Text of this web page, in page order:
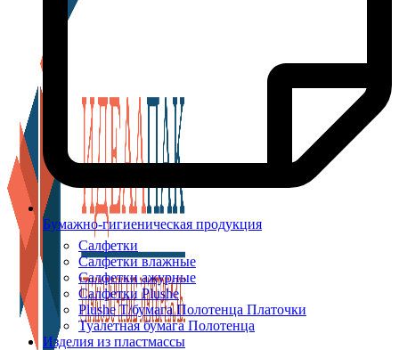
Бумажно-гигиеническая продукция
Салфетки
Салфетки влажные
Салфетки ажурные
Салфетки Plushe
Plushe Т/бумага Полотенца Платочки
Туалетная бумага Полотенца
Изделия из пластмассы